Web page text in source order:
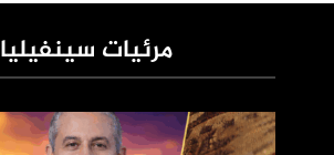
مرئيات سينفيليا